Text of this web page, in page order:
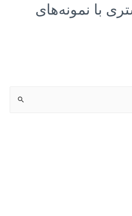
با نمونه‌های